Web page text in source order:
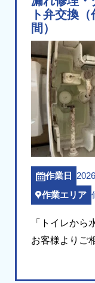
ト弁交換
間）
作業日
作業エリア
「トイレか
お客様よりご
伺いして確